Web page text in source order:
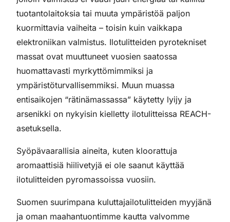
tuotantolaitoksia tai muuta ympäristöä paljon
kuormittavia vaiheita – toisin kuin vaikkapa
elektroniikan valmistus. Ilotulitteiden pyrotekniset
massat ovat muuttuneet vuosien saatossa
huomattavasti myrkyttömimmiksi ja
ympäristöturvallisemmiksi. Muun muassa
entisaikojen “rätinämassassa” käytetty lyijy ja
arsenikki on nykyisin kielletty ilotulitteissa REACH-
asetuksella.
Syöpävaarallisia aineita, kuten kloorattuja
aromaattisiä hiilivetyjä ei ole saanut käyttää
ilotulitteiden pyromassoissa vuosiin.
Suomen suurimpana kuluttajailotulitteiden myyjänä
ja oman maahantuontimme kautta valvomme